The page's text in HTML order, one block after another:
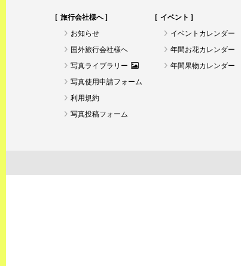
旅行会社様へ
お知らせ
国外旅行会社様へ
写真ライブラリー
写真使用申請フォーム
利用規約
写真投稿フォーム
イベント
イベントカレンダー
年間お花カレンダー
年間果物カレンダー